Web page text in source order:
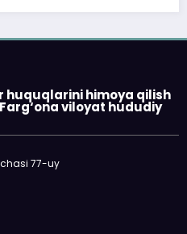
viloyat hududiy